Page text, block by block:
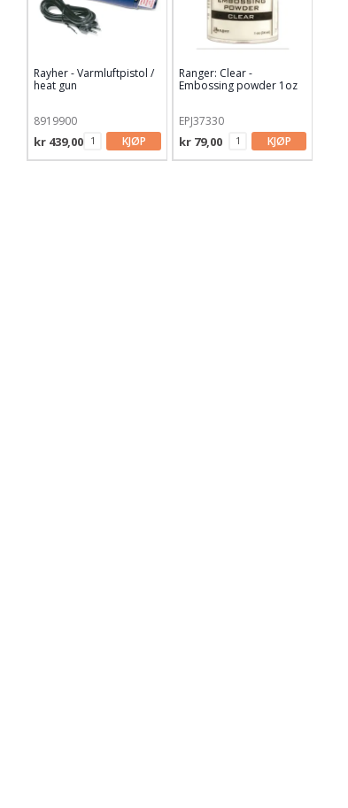
Rayher - Varmluftpistol /
heat gun
8919900
kr 439,00 KJØP
Ranger: Clear -
Embossing powder 1oz
EPJ37330
kr 79,00 KJØP